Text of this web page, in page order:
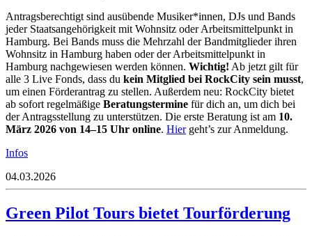
Antragsberechtigt sind ausübende Musiker*innen, DJs und Bands
jeder Staatsangehörigkeit mit Wohnsitz oder Arbeitsmittelpunkt in
Hamburg. Bei Bands muss die Mehrzahl der Bandmitglieder ihren
Wohnsitz in Hamburg haben oder der Arbeitsmittelpunkt in
Hamburg nachgewiesen werden können. Wichtig! Ab jetzt gilt für
alle 3 Live Fonds, dass du kein Mitglied bei RockCity sein musst,
um einen Förderantrag zu stellen. Außerdem neu: RockCity bietet
ab sofort regelmäßige Beratungstermine für dich an, um dich bei
der Antragsstellung zu unterstützen. Die erste Beratung ist am 10.
März 2026 von 14–15 Uhr online. Hiergeht’s zur Anmeldung.
Infos
04.03.2026
Green Pilot Tours bietet Tourförderung